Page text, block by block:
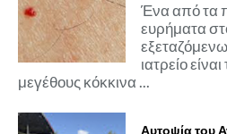
Ένα από τα
ευρήματα
ιατρείο
μεγέθους κόκκινα ...
Αυτοψία του